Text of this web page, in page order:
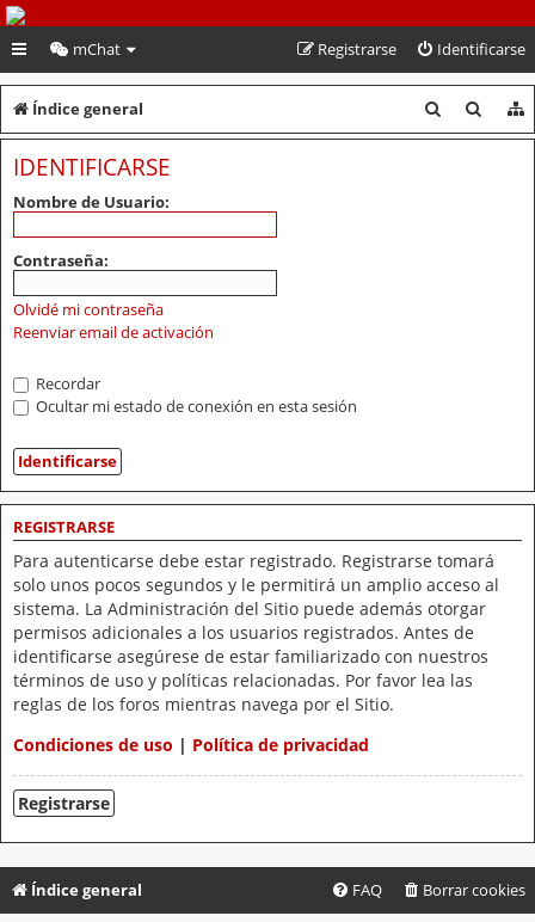
PeruVoley.com
mChat Identificarse
Registrarse
Índice general
u
u
IDENTIFICARSE
Nombre de Usuario:
Contraseña:
Olvidé mi contraseña
Reenviar email de activación
Recordar
Ocultar mi estado de conexión en esta sesión
REGISTRARSE
Para autenticarse debe estar registrado. Registrarse tomará
solo unos pocos segundos y le permitirá un amplio acceso al
sistema. La Administración del Sitio puede además otorgar
permisos adicionales a los usuarios registrados. Antes de
identificarse asegúrese de estar familiarizado con nuestros
términos de uso y políticas relacionadas. Por favor lea las
reglas de los foros mientras navega por el Sitio.
Condiciones de uso | Política de privacidad
Registrarse
Índice general Borrar cookies
FAQ